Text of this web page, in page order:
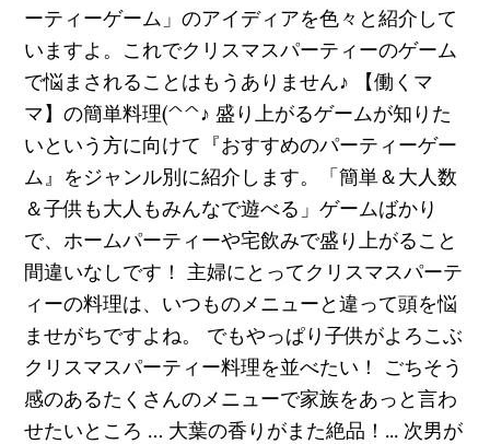
ーティーゲーム」のアイディアを色々と紹介して
いますよ。これでクリスマスパーティーのゲーム
で悩まされることはもうありません♪ 【働くマ
マ】の簡単料理(^^♪ 盛り上がるゲームが知りた
いという方に向けて『おすすめのパーティーゲー
ム』をジャンル別に紹介します。「簡単＆大人数
＆子供も大人もみんなで遊べる」ゲームばかり
で、ホームパーティーや宅飲みで盛り上がること
間違いなしです！ 主婦にとってクリスマスパーテ
ィーの料理は、いつものメニューと違って頭を悩
ませがちですよね。 でもやっぱり子供がよろこぶ
クリスマスパーティー料理を並べたい！ ごちそう
感のあるたくさんのメニューで家族をあっと言わ
せたいところ … 大葉の香りがまた絶品！... 次男が